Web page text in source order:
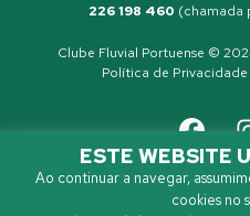
226 198 460 (chamada
Clube Fluvial Portuense ©
Política de Privacidade
ESTE WEBSITE
Ao continuar a navegar,
cookies no